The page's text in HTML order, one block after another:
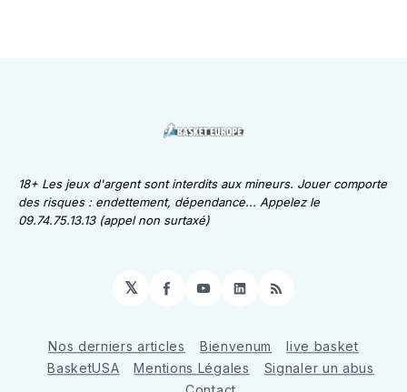
18+ Les jeux d'argent sont interdits aux mineurs. Jouer comporte
des risques : endettement, dépendance... Appelez le
09.74.75.13.13 (appel non surtaxé)
𝕏 Facebook
YouTube
LinkedIn
RSS
Nos derniers articles Bienvenum
live basket
BasketUSA
Mentions Légales
Signaler un abus